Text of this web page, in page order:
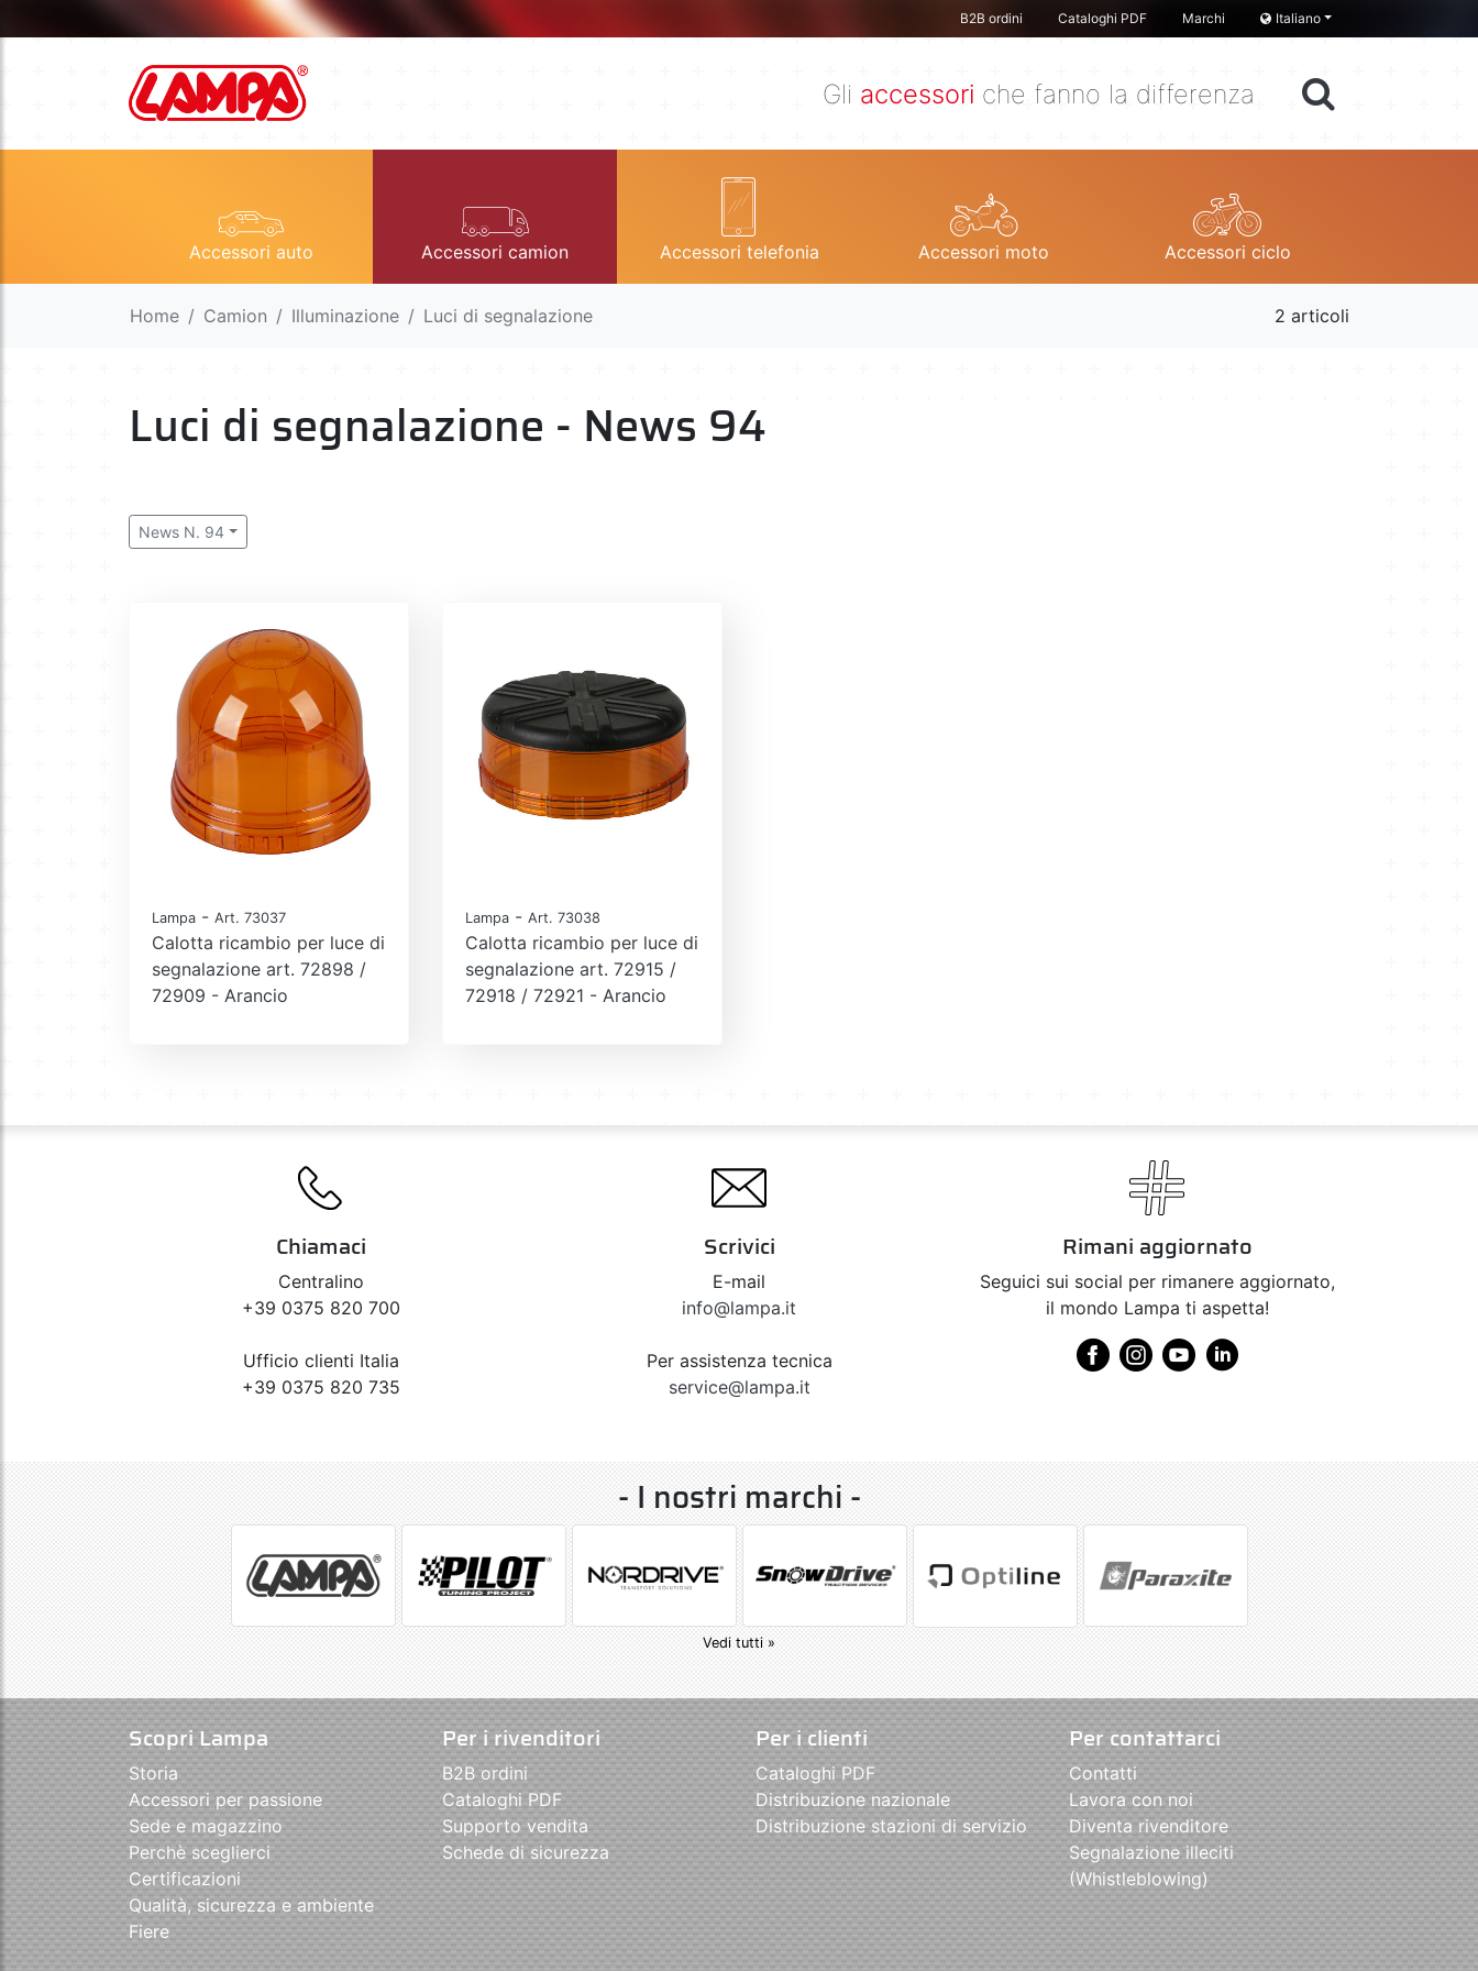
B2B ordini Cataloghi PDF Marchi Italiano
Gli accessori che fanno la differenza
Accessori auto Accessori camion Accessori telefonia Accessori moto Accessori ciclo
Home Camion Illuminazione Luci di segnalazione 2 articoli
Luci di segnalazione - News 94
News N. 94
Lampa - Art. 73037
Calotta ricambio per luce di
segnalazione art. 72898 /
72909 - Arancio
Lampa - Art. 73038
Calotta ricambio per luce di
segnalazione art. 72915 /
72918 / 72921 - Arancio
Chiamaci
Centralino
+39 0375 820 700
Ufficio clienti Italia
+39 0375 820 735
Scrivici
E-mail
info@lampa.it
Per assistenza tecnica
service@lampa.it
Rimani aggiornato
Seguici sui social per rimanere aggiornato,
il mondo Lampa ti aspetta!
- I nostri marchi -
Vedi tutti »
Scopri Lampa
Storia
Accessori per passione
Sede e magazzino
Perchè sceglierci
Certificazioni
Qualità, sicurezza e ambiente
Fiere
Per i rivenditori
B2B ordini
Cataloghi PDF
Supporto vendita
Schede di sicurezza
Per i clienti
Cataloghi PDF
Distribuzione nazionale
Distribuzione stazioni di servizio
Per contattarci
Contatti
Lavora con noi
Diventa rivenditore
Segnalazione illeciti
(Whistleblowing)